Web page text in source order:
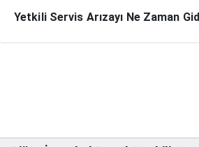
Yetkili Servis Arızayı Ne Zaman